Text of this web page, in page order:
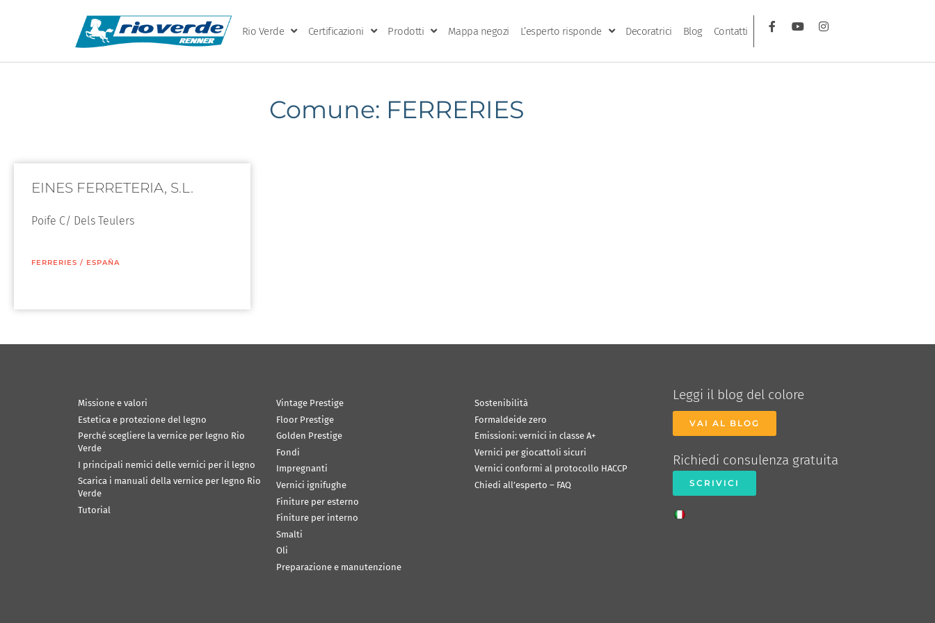
Rio Verde Certificazioni Prodotti Mappa negozi L’esperto risponde Decoratrici Blog Contatti
Comune: FERRERIES
EINES FERRETERIA, S.L.
Poife C/ Dels Teulers
FERRERIES / ESPAÑA
Missione e valori
Estetica e protezione del legno
Perché scegliere la vernice per legno Rio
Verde
I principali nemici delle vernici per il legno
Scarica i manuali della vernice per legno Rio
Verde
Tutorial
Vintage Prestige
Floor Prestige
Golden Prestige
Fondi
Impregnanti
Vernici ignifughe
Finiture per esterno
Finiture per interno
Smalti
Oli
Preparazione e manutenzione
Sostenibilità
Formaldeide zero
Emissioni: vernici in classe A+
Vernici per giocattoli sicuri
Vernici conformi al protocollo HACCP
Chiedi all’esperto – FAQ
Leggi il blog del colore
VAI AL BLOG
Richiedi consulenza gratuita
SCRIVICI